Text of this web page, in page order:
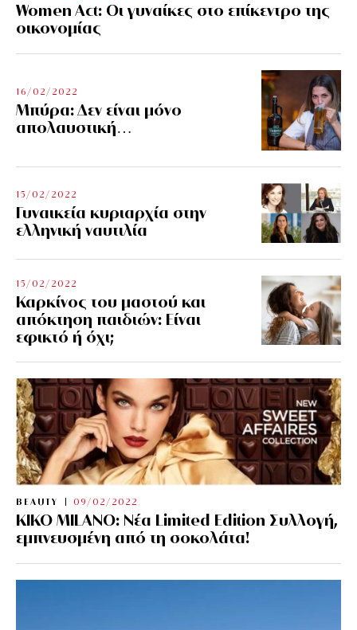
Women Act: Οι γυναίκες στο επίκεντρο της
οικονομίας
16/02/2022
Μπύρα: Δεν είναι μόνο
απολαυστική…
15/02/2022
Γυναικεία κυριαρχία στην
ελληνική ναυτιλία
15/02/2022
Καρκίνος του μαστού και
απόκτηση παιδιών: Είναι
εφικτό ή όχι;
BEAUTY 09/02/2022
KIKO MILANO: Νέα Limited Edition Συλλογή,
εμπνευσμένη από τη σοκολάτα!